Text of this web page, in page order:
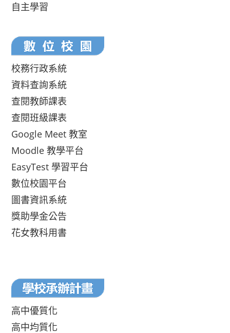
自主學習
校務行政系統
資料查詢系統
查閱教師課表
查閱班級課表
Google Meet 教室
Moodle 教學平台
EasyTest 學習平台
數位校園平台
圖書資訊系統
獎助學金公告
花女教科用書
高中優質化
高中均質化